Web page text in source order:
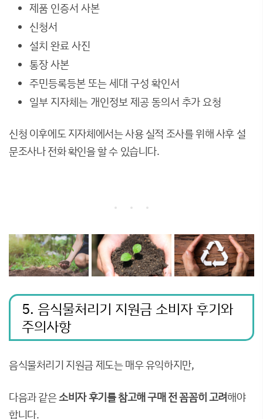
제품 인증서 사본
신청서
설치 완료 사진
통장 사본
주민등록등본 또는 세대 구성 확인서
일부 지자체는 개인정보 제공 동의서 추가 요청
신청 이후에도 지자체에서는 사용 실적 조사를 위해 사후 설
문조사나 전화 확인을 할 수 있습니다.
5. 음식물처리기 지원금 소비자 후기와
주의사항
음식물처리기 지원금 제도는 매우 유익하지만,
다음과 같은소비자 후기를 참고해 구매 전 꼼꼼히 고려해야
합니다.